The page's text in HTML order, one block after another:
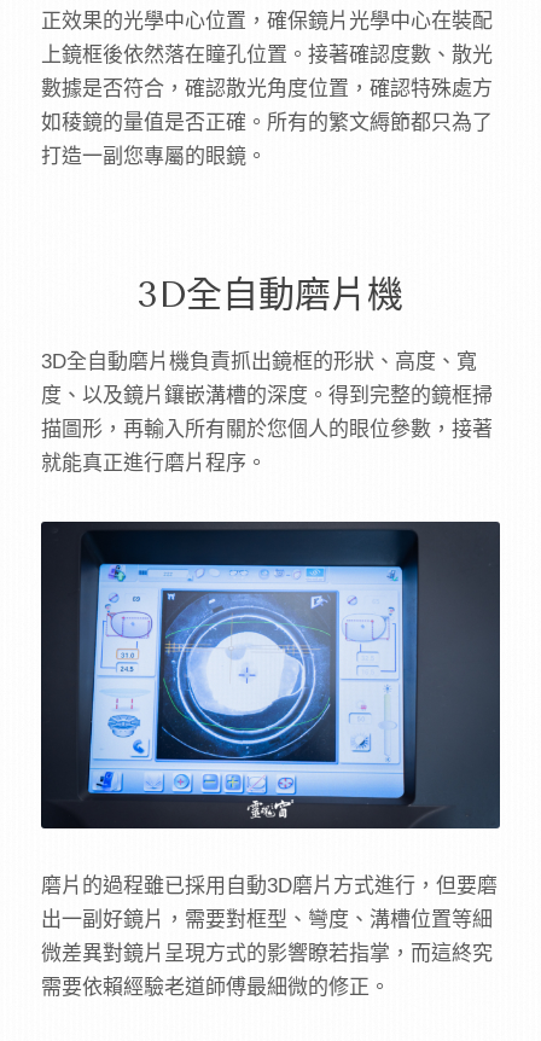
正效果的光學中心位置，確保鏡片光學中心在裝配
上鏡框後依然落在瞳孔位置。接著確認度數、散光
數據是否符合，確認散光角度位置，確認特殊處方
如稜鏡的量值是否正確。所有的繁文縟節都只為了
打造一副您專屬的眼鏡。
3D全自動磨片機
3D全自動磨片機負責抓出鏡框的形狀、高度、寬
度、以及鏡片鑲嵌溝槽的深度。得到完整的鏡框掃
描圖形，再輸入所有關於您個人的眼位參數，接著
就能真正進行磨片程序。
磨片的過程雖已採用自動3D磨片方式進行，但要磨
出一副好鏡片，需要對框型、彎度、溝槽位置等細
微差異對鏡片呈現方式的影響瞭若指掌，而這終究
需要依賴經驗老道師傅最細微的修正。